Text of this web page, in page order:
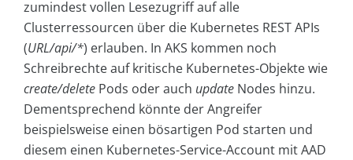
zumindest vollen Lesezugriff auf alle
Clusterressourcen über die Kubernetes REST APIs
(URL/api/*) erlauben. In AKS kommen noch
Schreibrechte auf kritische Kubernetes-Objekte wie
create/delete Pods oder auch update Nodes hinzu.
Dementsprechend könnte der Angreifer
beispielsweise einen bösartigen Pod starten und
diesem einen Kubernetes-Service-Account mit AAD